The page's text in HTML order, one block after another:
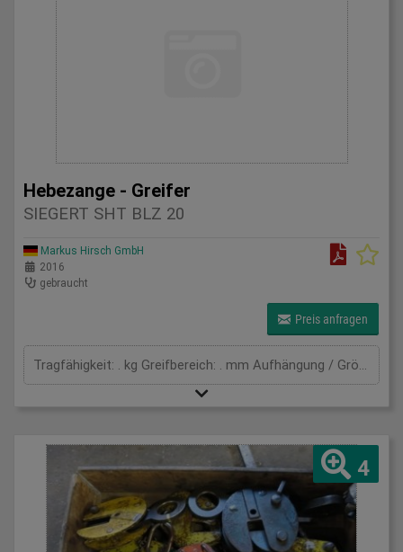
Hebezange - Greifer
SIEGERT SHT BLZ 20
Markus Hirsch GmbH
2016
gebraucht
Preis anfragen
Tragfähigkeit: . kg Greifbereich: . mm Aufhängung / Größe BxL: . 0 Eigengewicht: . kg Tragkraft: . t Spannweite: . mm Gesamtleistungsbedarf: . kW Maschinengewicht ca.: . t Raumbedarf ca.: . m
4